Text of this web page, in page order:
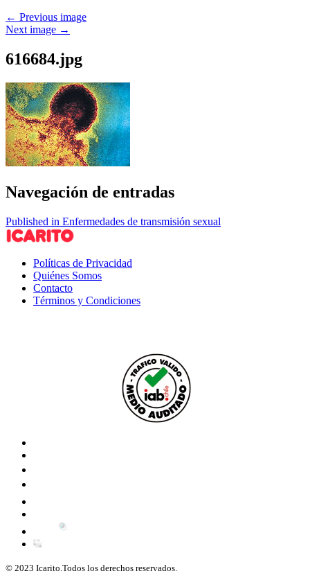
← Previous image
Next image →
616684.jpg
Navegación de entradas
Published in Enfermedades de transmisión sexual
Políticas de Privacidad
Quiénes Somos
Contacto
Términos y Condiciones
© 2023 Icarito.Todos los derechos reservados.